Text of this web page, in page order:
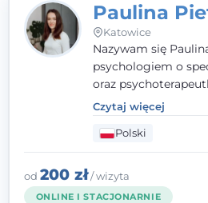
Paulina
Katowice
Nazywam się
psychologiem o
oraz
szkolenia. Pracuję z
szukają wsparcia w
w obliczu lęku,
natłoku myśli,
wypalenia czy
chcą lepiej poznać
Czytaj więcej
Polski
od 200 zł/ wizyta
ONLINE I STACJONARNIE